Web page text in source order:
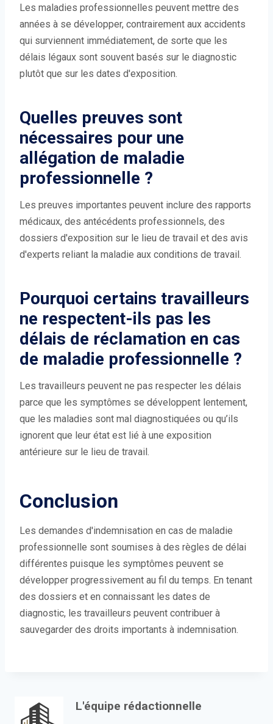
Les maladies professionnelles peuvent mettre des
années à se développer, contrairement aux accidents
qui surviennent immédiatement, de sorte que les
délais légaux sont souvent basés sur le diagnostic
plutôt que sur les dates d'exposition.
Quelles preuves sont
nécessaires pour une
allégation de maladie
professionnelle ?
Les preuves importantes peuvent inclure des rapports
médicaux, des antécédents professionnels, des
dossiers d'exposition sur le lieu de travail et des avis
d'experts reliant la maladie aux conditions de travail.
Pourquoi certains travailleurs
ne respectent-ils pas les
délais de réclamation en cas
de maladie professionnelle ?
Les travailleurs peuvent ne pas respecter les délais
parce que les symptômes se développent lentement,
que les maladies sont mal diagnostiquées ou qu’ils
ignorent que leur état est lié à une exposition
antérieure sur le lieu de travail.
Conclusion
Les demandes d'indemnisation en cas de maladie
professionnelle sont soumises à des règles de délai
différentes puisque les symptômes peuvent se
développer progressivement au fil du temps. En tenant
des dossiers et en connaissant les dates de
diagnostic, les travailleurs peuvent contribuer à
sauvegarder des droits importants à indemnisation.
L'équipe rédactionnelle